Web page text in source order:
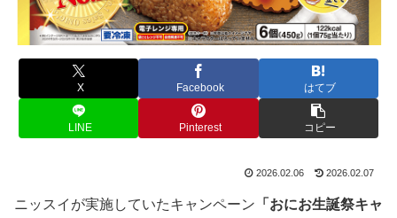
X Facebook はてブ
LINE Pinterest コピー
2026.02.06 2026.02.07
ニッスイが実施していたキャンペーン 「おにお生誕祭キャ